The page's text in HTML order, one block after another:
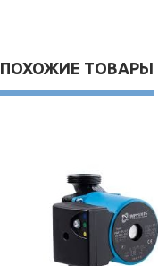
ПОХОЖИЕ ТОВАРЫ